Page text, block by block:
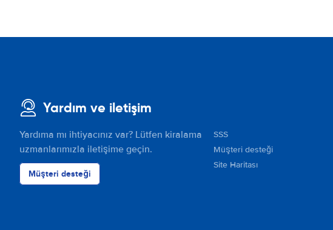
Yardım ve iletişim
Yardıma mı ihtiyacınız var? Lütfen kiralama
uzmanlarımızla iletişime geçin.
Müşteri desteği
SSS
Müşteri desteği
Site Haritası